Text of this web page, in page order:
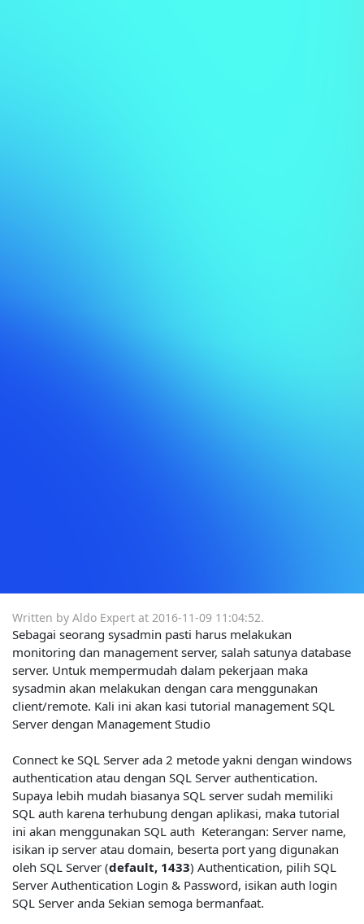
Written by Aldo Expert at 2016-11-09 11:04:52.
Sebagai seorang sysadmin pasti harus melakukan
monitoring dan management server, salah satunya database
server. Untuk mempermudah dalam pekerjaan maka
sysadmin akan melakukan dengan cara menggunakan
client/remote. Kali ini akan kasi tutorial management SQL
Server dengan Management Studio
Connect ke SQL Server ada 2 metode yakni dengan windows
authentication atau dengan SQL Server authentication.
Supaya lebih mudah biasanya SQL server sudah memiliki
SQL auth karena terhubung dengan aplikasi, maka tutorial
ini akan menggunakan SQL auth Keterangan: Server name,
isikan ip server atau domain, beserta port yang digunakan
oleh SQL Server (default, 1433) Authentication, pilih SQL
Server Authentication Login & Password, isikan auth login
SQL Server anda Sekian semoga bermanfaat.